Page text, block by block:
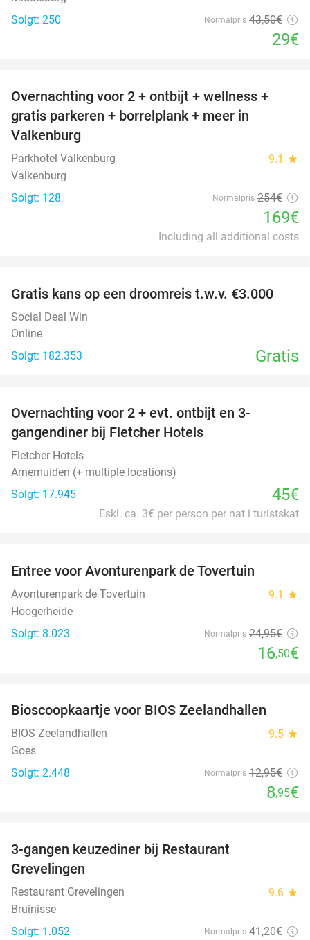
Solgt: 250
Normalpris 43,50€
29€
33%
Overnachting voor 2 + ontbijt + wellness +
gratis parkeren + borrelplank + meer in
Valkenburg
Parkhotel Valkenburg 9.1 star
Valkenburg
Solgt: 128
Normalpris 254€
169€
Including all additional costs
Gratis kans op een droomreis t.w.v. €3.000
Social Deal Win
Online
Solgt: 182.353
Gratis
Overnachting voor 2 + evt. ontbijt en 3-
gangendiner bij Fletcher Hotels
Fletcher Hotels
Arnemuiden (+ multiple locations)
Solgt: 17.945
45€
Eskl. ca. 3€ per person per nat i turistskat
Entree voor Avonturenpark de Tovertuin
Avonturenpark de Tovertuin 9.1 star
Hoogerheide
Solgt: 8.023
Normalpris 24,95€
16,50€
Bioscoopkaartje voor BIOS Zeelandhallen
BIOS Zeelandhallen 9.5 star
Goes
Solgt: 2.448
Normalpris 12,95€
8,95€
3-gangen keuzediner bij Restaurant
Grevelingen
Restaurant Grevelingen 9.6 star
Bruinisse
Solgt: 1.052
Normalpris 41,20€